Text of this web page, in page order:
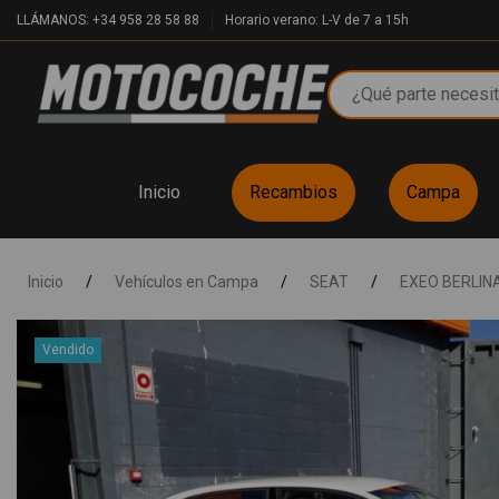
LLÁMANOS: +34 958 28 58 88 Horario verano: L-V de 7 a 15h
Inicio Recambios Campa
Inicio / Vehículos en Campa / SEAT / EXEO
Vendido